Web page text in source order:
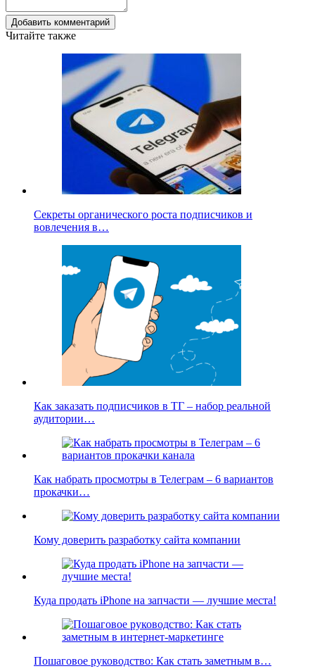
Добавить комментарий
Читайте также
Секреты органического роста подписчиков и
вовлечения в…
Как заказать подписчиков в ТГ – набор реальной
аудитории…
Как набрать просмотры в Телеграм – 6 вариантов
прокачки…
Кому доверить разработку сайта компании
Куда продать iPhone на запчасти — лучшие места!
Пошаговое руководство: Как стать заметным в…